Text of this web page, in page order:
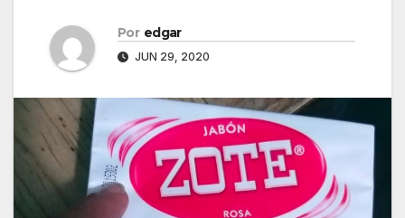
Por edgar
JUN 29, 2020